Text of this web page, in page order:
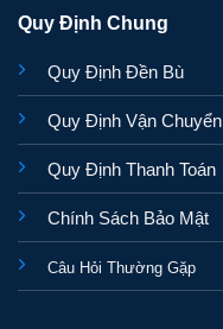
Quy Định Chung
Quy Định Đền Bù
Quy Định Vận Chuyển
Quy Định Thanh Toán
Chính Sách Bảo Mật
Câu Hỏi Thường Gặp